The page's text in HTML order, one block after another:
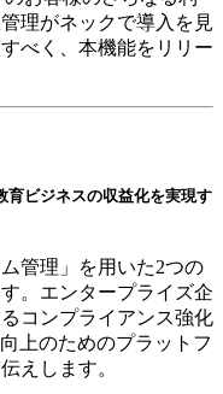
理がネックで導入を見
べく、本機能をリリー
育ビジネスの収益化を実現す
管理」を用いた2つの
。エンタープライズ企
コンプライアンス強化
上のためのプラットフ
えします。